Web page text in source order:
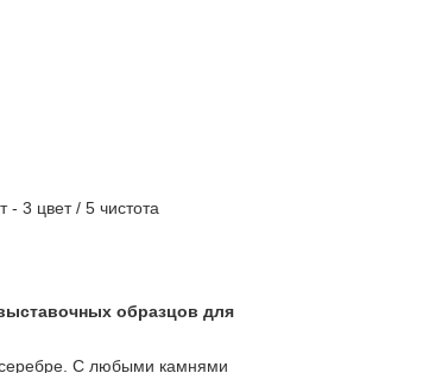
- 3 цвет / 5 чистота
образцов для
С любыми камнями